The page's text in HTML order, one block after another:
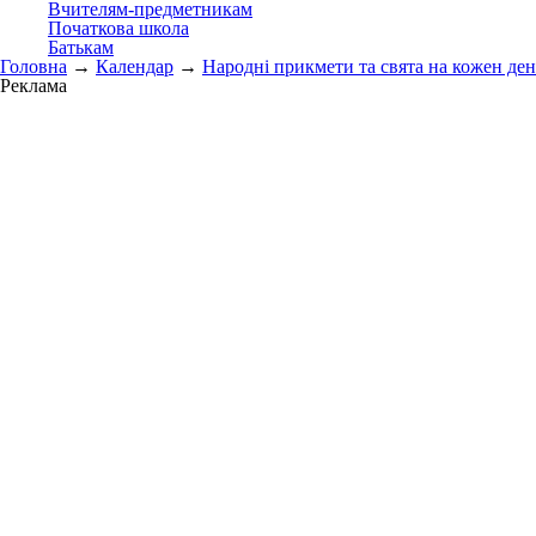
Вчителям-предметникам
Початкова школа
Батькам
Головна → Календар → Народні прикмети та свята на кожен
Реклама